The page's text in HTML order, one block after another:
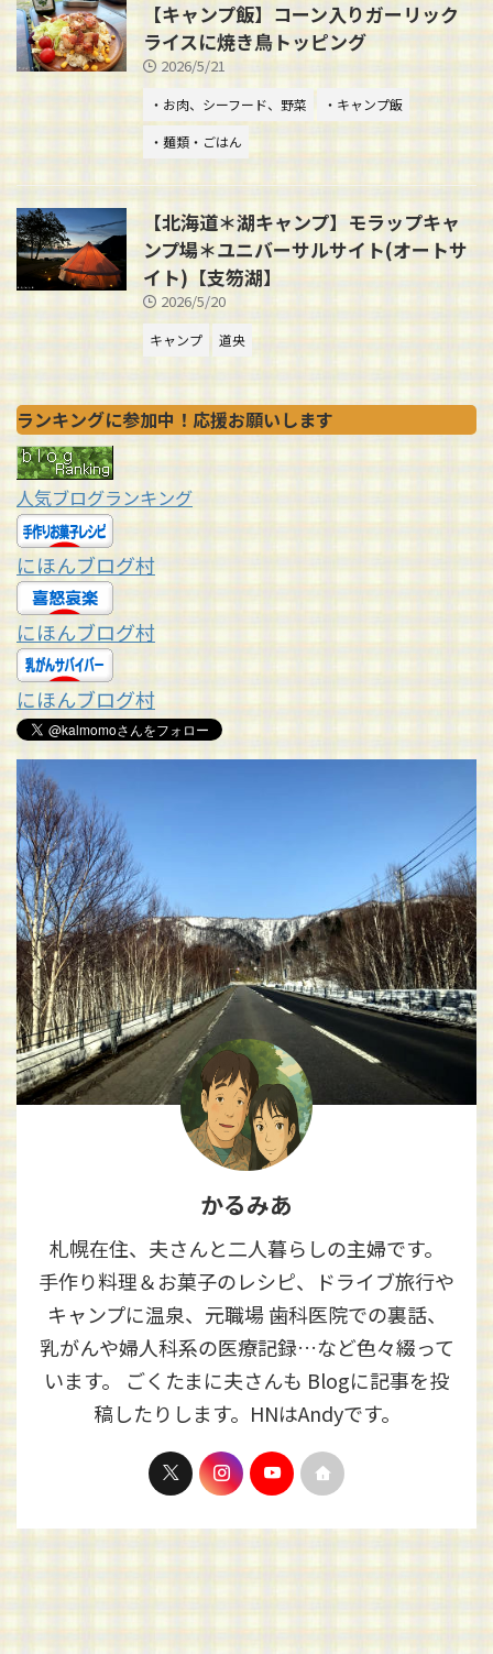
【キャンプ飯】コーン入りガーリック
ライスに焼き鳥トッピング
2026/5/21
・お肉、シーフード、野菜
・キャンプ飯
・麺類・ごはん
【北海道＊湖キャンプ】モラップキャ
ンプ場＊ユニバーサルサイト(オートサ
イト)【支笏湖】
2026/5/20
キャンプ 道央
ランキングに参加中！応援お願いします
人気ブログランキング
にほんブログ村
にほんブログ村
にほんブログ村
かるみあ
札幌在住、夫さんと二人暮らしの主婦です。
手作り料理＆お菓子のレシピ、ドライブ旅行や
キャンプに温泉、元職場 歯科医院での裏話、
乳がんや婦人科系の医療記録…など色々綴って
います。 ごくたまに夫さんも Blogに記事を投
稿したりします。HNはAndyです。